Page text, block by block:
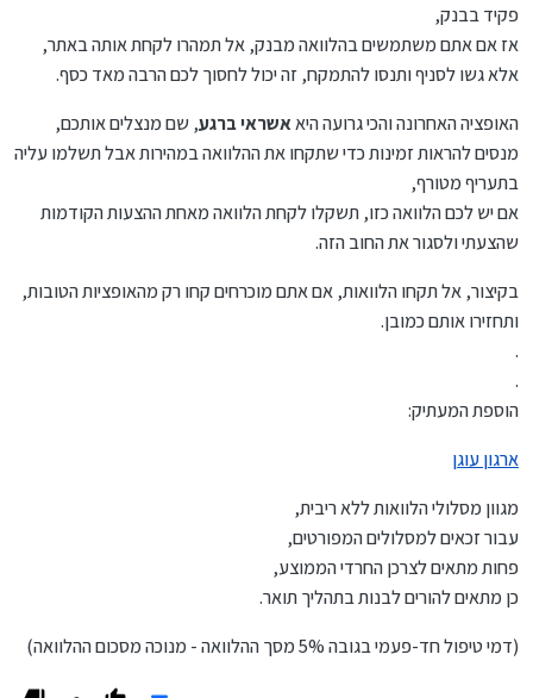
פקיד בבנק,
אז אם אתם משתמשים בהלוואה מבנק, אל תמהרו לקחת אותה באתר,
אלא גשו לסניף ותנסו להתמקח, זה יכול לחסוך לכם הרבה מאד כסף.
האופציה האחרונה והכי גרועה היאאשראי ברגע, שם מנצלים אותכם,
מנסים להראות זמינות כדי שתקחו את ההלוואה במהירות אבל תשלמו עליה
בתעריף מטורף,
אם יש לכם הלוואה כזו, תשקלו לקחת הלוואה מאחת ההצעות הקודמות
שהצעתי ולסגור את החוב הזה.
בקיצור, אל תקחו הלוואות, אם אתם מוכרחים קחו רק מהאופציות הטובות,
ותחזירו אותם כמובן.
.
.
הוספת המעתיק:
ארגון עוגן
מגוון מסלולי הלוואות ללא ריבית,
עבור זכאים למסלולים המפורטים,
פחות מתאים לצרכן החרדי הממוצע,
כן מתאים להורים לבנות בתהליך תואר.
(דמי טיפול חד-פעמי בגובה 5% מסך ההלוואה - מנוכה מסכום ההלוואה)